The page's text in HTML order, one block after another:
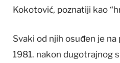
Kokotović, poznatiji kao
Svaki od njih osuđen je na
1981. nakon dugotrajnog